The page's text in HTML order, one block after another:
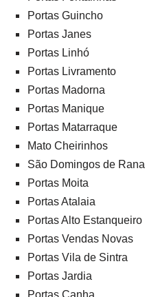
Portas Guincho
Portas Janes
Portas Linhó
Portas Livramento
Portas Madorna
Portas Manique
Portas Matarraque
Mato Cheirinhos
São Domingos de Rana
Portas Moita
Portas Atalaia
Portas Alto Estanqueiro
Portas Vendas Novas
Portas Vila de Sintra
Portas Jardia